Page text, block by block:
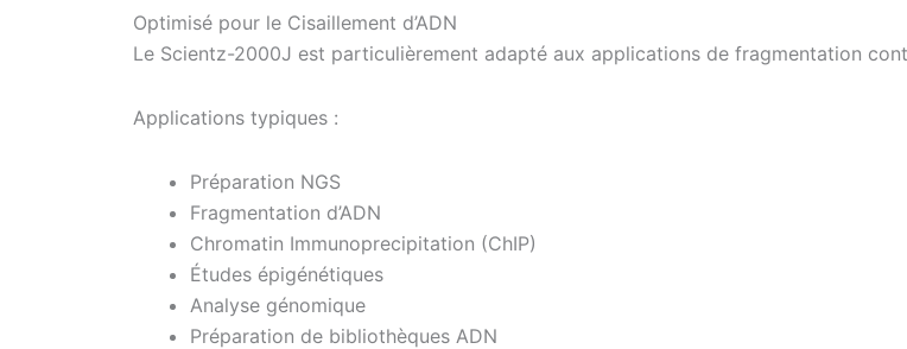
Optimisé pour le Cisaillement d’ADN
Le Scientz-2000J est particulièrement adapté aux applications de fragmentation
Applications typiques :
Préparation NGS
Fragmentation d’ADN
Chromatin Immunoprecipitation (ChIP)
Études épigénétiques
Analyse génomique
Préparation de bibliothèques ADN